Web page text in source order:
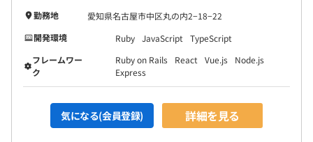
勤務地
愛知県名古屋市中区丸の内2−18−22
開発環境
Ruby JavaScript
TypeScript
フレームワー
ク
Ruby on Rails React Vue.js
Node.js
Express
気になる(会員登録) 詳細を見る